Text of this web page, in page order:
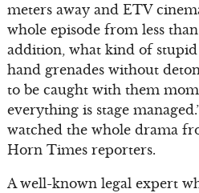
meters away and ETV
whole episode from less
addition, what kind of
hand grenades without
to be caught with them
everything is stage
watched the whole drama
Horn Times reporters.
A well-known legal expert